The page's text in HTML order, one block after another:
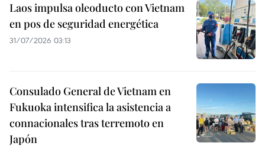
Laos impulsa oleoducto con Vietnam
en pos de seguridad energética
31/07/2026 03:13
Consulado General de Vietnam en
Fukuoka intensifica la asistencia a
connacionales tras terremoto en
Japón